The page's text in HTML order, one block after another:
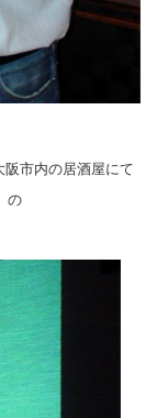
阪市内の居酒屋にて
の